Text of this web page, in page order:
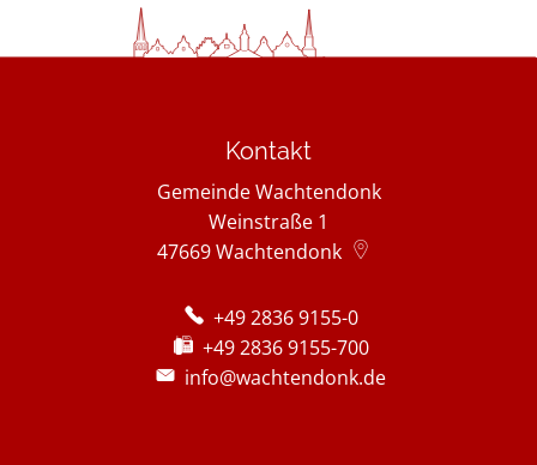
Kontakt
Gemeinde Wachtendonk
Weinstraße 1
47669Wachtendonk
+49 2836 9155-0
+49 2836 9155-700
info@wachtendonk.de